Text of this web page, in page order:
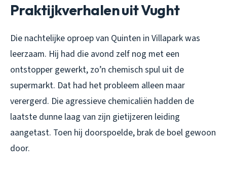
Praktijkverhalen uit Vught
Die nachtelijke oproep van Quinten in Villapark was
leerzaam. Hij had die avond zelf nog met een
ontstopper gewerkt, zo’n chemisch spul uit de
supermarkt. Dat had het probleem alleen maar
verergerd. Die agressieve chemicaliën hadden de
laatste dunne laag van zijn gietijzeren leiding
aangetast. Toen hij doorspoelde, brak de boel gewoon
door.